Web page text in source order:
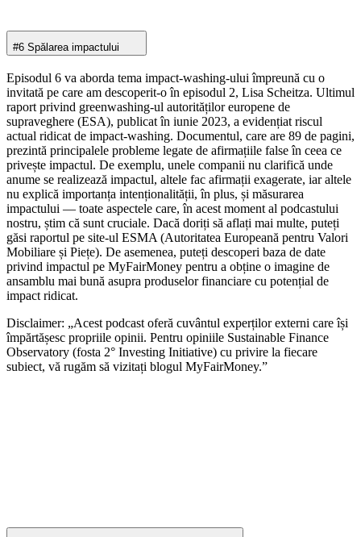
#6 Spălarea impactului
Episodul 6 va aborda tema impact-washing-ului împreună cu o
invitată pe care am descoperit-o în episodul 2, Lisa Scheitza. Ultimul
raport privind greenwashing-ul autorităților europene de
supraveghere (ESA), publicat în iunie 2023, a evidențiat riscul
actual ridicat de impact-washing. Documentul, care are 89 de pagini,
prezintă principalele probleme legate de afirmațiile false în ceea ce
privește impactul. De exemplu, unele companii nu clarifică unde
anume se realizează impactul, altele fac afirmații exagerate, iar altele
nu explică importanța intenționalității, în plus, și măsurarea
impactului — toate aspectele care, în acest moment al podcastului
nostru, știm că sunt cruciale. Dacă doriți să aflați mai multe, puteți
găsi raportul pe site-ul ESMA (Autoritatea Europeană pentru Valori
Mobiliare și Piețe). De asemenea, puteți descoperi baza de date
privind impactul pe MyFairMoney pentru a obține o imagine de
ansamblu mai bună asupra produselor financiare cu potențial de
impact ridicat.
Disclaimer: „Acest podcast oferă cuvântul experților externi care își
împărtășesc propriile opinii. Pentru opiniile Sustainable Finance
Observatory (fosta 2° Investing Initiative) cu privire la fiecare
subiect, vă rugăm să vizitați blogul MyFairMoney.”